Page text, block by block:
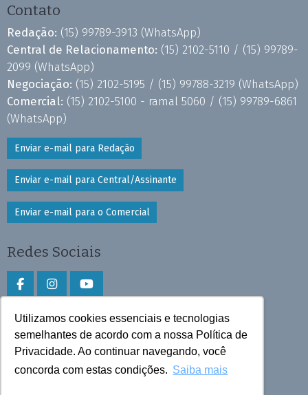
Utilizamos cookies essenciais e tecnologias
semelhantes de acordo com a nossa Política de
Privacidade. Ao continuar navegando, você
concorda com estas condições. Saiba mais
Contato
Redação: (15) 99789-3913 (WhatsApp)
Central de Relacionamento: (15) 2102-5110 / (15) 99789-
2099 (WhatsApp)
Negociação: (15) 2102-5195 / (15) 99788-3219 (WhatsApp)
Comercial: (15) 2102-5100 - ramal 5060 / (15) 99789-6861
(WhatsApp)
Enviar e-mail para Redação
Enviar e-mail para Central/Assinante
Enviar e-mail para o Comercial
Redes Sociais
Faça download do aplicativo
Play Store e App Store